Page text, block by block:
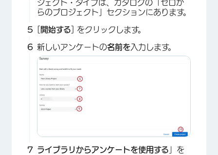
ジェクト・タイプは、カタログの「ゼロか
らのプロジェクト」セクションにあります。
開始する ] をクリックします。
新しいアンケートの名前を入力します。
ライブラリからアンケートを使用する 」を